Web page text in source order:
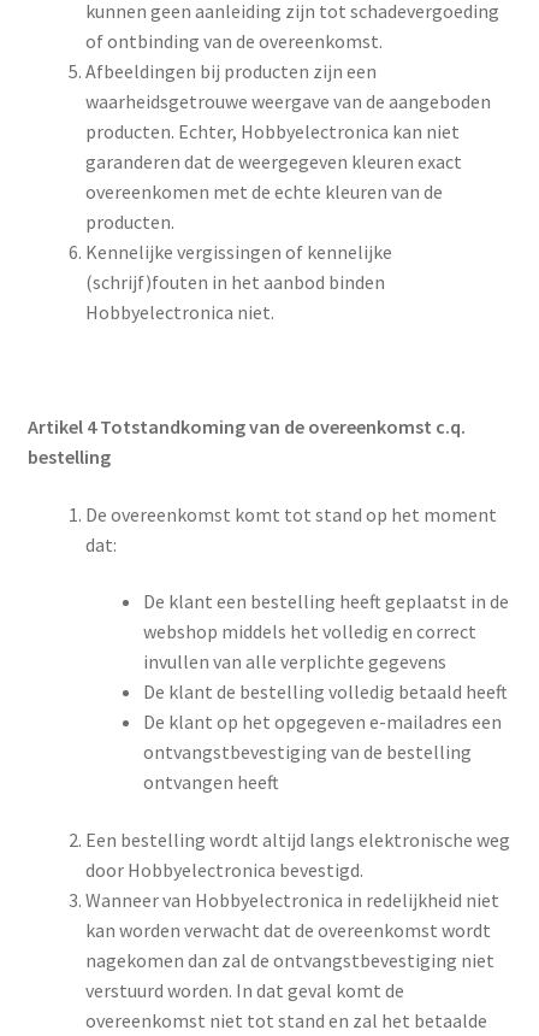
kunnen geen aanleiding zijn tot schadevergoeding
of ontbinding van de overeenkomst.
Afbeeldingen bij producten zijn een
waarheidsgetrouwe weergave van de aangeboden
producten. Echter, Hobbyelectronica kan niet
garanderen dat de weergegeven kleuren exact
overeenkomen met de echte kleuren van de
producten.
Kennelijke vergissingen of kennelijke
(schrijf)fouten in het aanbod binden
Hobbyelectronica niet.
Artikel 4 Totstandkoming van de overeenkomst c.q.
bestelling
De overeenkomst komt tot stand op het moment
dat:
De klant een bestelling heeft geplaatst in de
webshop middels het volledig en correct
invullen van alle verplichte gegevens
De klant de bestelling volledig betaald heeft
De klant op het opgegeven e-mailadres een
ontvangstbevestiging van de bestelling
ontvangen heeft
Een bestelling wordt altijd langs elektronische weg
door Hobbyelectronica bevestigd.
Wanneer van Hobbyelectronica in redelijkheid niet
kan worden verwacht dat de overeenkomst wordt
nagekomen dan zal de ontvangstbevestiging niet
verstuurd worden. In dat geval komt de
overeenkomst niet tot stand en zal het betaalde